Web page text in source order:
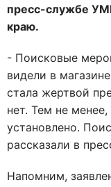
пресс-службе
краю.
- Поисковые
видели в
стала жертвой
нет. Тем не
установлено.
рассказали в
Напомним,